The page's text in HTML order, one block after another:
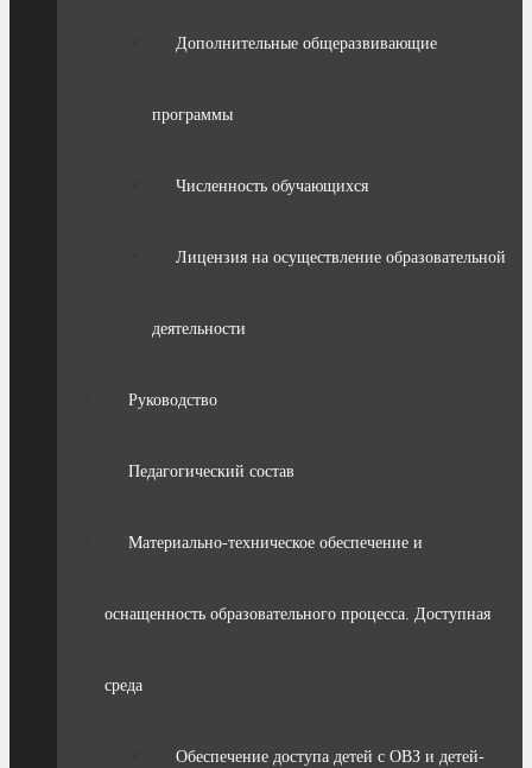
Дополнительные общеразвивающие
программы
Численность обучающихся
Лицензия на осуществление образовательной
деятельности
Руководство
Педагогический состав
Материально-техническое обеспечение и
оснащенность образовательного процесса. Доступная
среда
Обеспечение доступа детей с ОВЗ и детей-